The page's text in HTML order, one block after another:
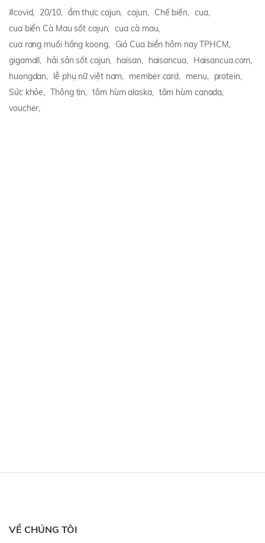
#covid, 20/10, ẩm thực cajun, cajun, Chế biến, cua,
cua biển Cà Mau sốt cajun, cua cà mau,
cua rang muối hồng koong, Giá Cua biển hôm nay TPHCM,
gigamall, hải sản sốt cajun, haisan, haisancua, Haisancua.com,
huongdan, lễ phụ nữ việt nam, member card, menu, protein,
Sức khỏe, Thông tin, tôm hùm alaska, tôm hùm canada,
voucher,
VỀ CHÚNG TÔI